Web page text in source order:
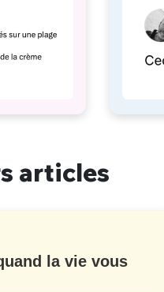
articles
la vie vous